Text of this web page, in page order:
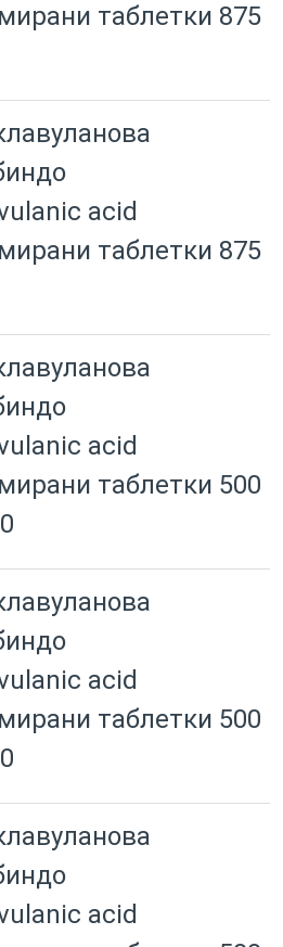
таблетки 875
acid
таблетки 875
acid
таблетки 500
acid
таблетки 500
acid